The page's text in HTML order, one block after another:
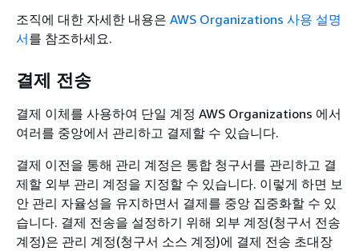
조직에 대한 자세한 내용은 AWS Organizations 사용 설명
서를 참조하세요.
결제 전송
결제 이체를 사용하여 단일 계정 AWS Organizations 에서
여러를 중앙에서 관리하고 결제할 수 있습니다.
결제 이전을 통해 관리 계정은 통합 청구서를 관리하고 결
제할 외부 관리 계정을 지정할 수 있습니다. 이렇게 하면 보
안 관리 자율성을 유지하면서 결제를 중앙 집중화할 수 있
습니다. 결제 전송을 설정하기 위해 외부 계정(청구서 전송
계정)은 관리 계정(청구서 소스 계정)에 결제 전송 초대장